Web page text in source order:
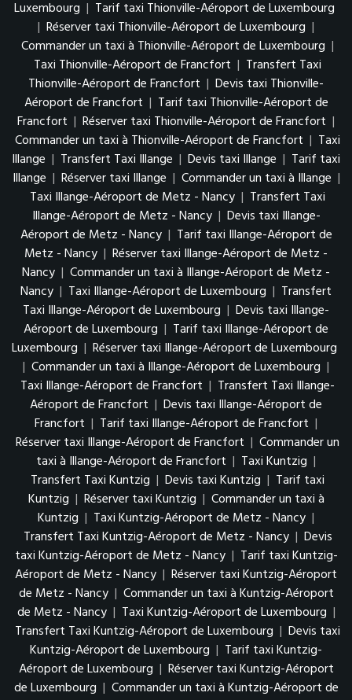
Luxembourg | Tarif taxi Thionville-Aéroport de Luxembourg
| Réserver taxi Thionville-Aéroport de Luxembourg |
Commander un taxi à Thionville-Aéroport de Luxembourg |
Taxi Thionville-Aéroport de Francfort | Transfert Taxi
Thionville-Aéroport de Francfort | Devis taxi Thionville-
Aéroport de Francfort | Tarif taxi Thionville-Aéroport de
Francfort | Réserver taxi Thionville-Aéroport de Francfort |
Commander un taxi à Thionville-Aéroport de Francfort | Taxi
Illange | Transfert Taxi Illange | Devis taxi Illange | Tarif taxi
Illange | Réserver taxi Illange | Commander un taxi à Illange |
Taxi Illange-Aéroport de Metz - Nancy | Transfert Taxi
Illange-Aéroport de Metz - Nancy | Devis taxi Illange-
Aéroport de Metz - Nancy | Tarif taxi Illange-Aéroport de
Metz - Nancy | Réserver taxi Illange-Aéroport de Metz -
Nancy | Commander un taxi à Illange-Aéroport de Metz -
Nancy | Taxi Illange-Aéroport de Luxembourg | Transfert
Taxi Illange-Aéroport de Luxembourg | Devis taxi Illange-
Aéroport de Luxembourg | Tarif taxi Illange-Aéroport de
Luxembourg | Réserver taxi Illange-Aéroport de Luxembourg
| Commander un taxi à Illange-Aéroport de Luxembourg |
Taxi Illange-Aéroport de Francfort | Transfert Taxi Illange-
Aéroport de Francfort | Devis taxi Illange-Aéroport de
Francfort | Tarif taxi Illange-Aéroport de Francfort |
Réserver taxi Illange-Aéroport de Francfort | Commander un
taxi à Illange-Aéroport de Francfort | Taxi Kuntzig |
Transfert Taxi Kuntzig | Devis taxi Kuntzig | Tarif taxi
Kuntzig | Réserver taxi Kuntzig | Commander un taxi à
Kuntzig | Taxi Kuntzig-Aéroport de Metz - Nancy |
Transfert Taxi Kuntzig-Aéroport de Metz - Nancy | Devis
taxi Kuntzig-Aéroport de Metz - Nancy | Tarif taxi Kuntzig-
Aéroport de Metz - Nancy | Réserver taxi Kuntzig-Aéroport
de Metz - Nancy | Commander un taxi à Kuntzig-Aéroport
de Metz - Nancy | Taxi Kuntzig-Aéroport de Luxembourg |
Transfert Taxi Kuntzig-Aéroport de Luxembourg | Devis taxi
Kuntzig-Aéroport de Luxembourg | Tarif taxi Kuntzig-
Aéroport de Luxembourg | Réserver taxi Kuntzig-Aéroport
de Luxembourg | Commander un taxi à Kuntzig-Aéroport de